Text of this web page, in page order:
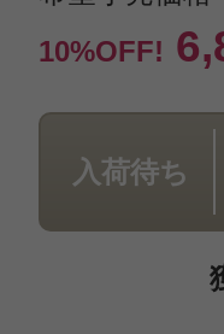
10%OFF!
入荷待ち